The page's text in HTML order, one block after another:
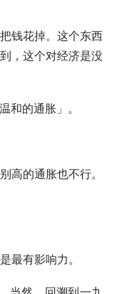
钱花掉。这个东西
，这个对经济是没
和的通胀」。
高的通胀也不行。
最有影响力。